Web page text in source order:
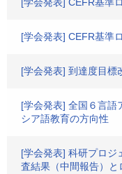
[学会発表] CEFR基準
[学会発表] 到達度目標
[学会発表] 全国６言語
シア語教育の方向性
[学会発表] 科研プロジ
査結果（中間報告）